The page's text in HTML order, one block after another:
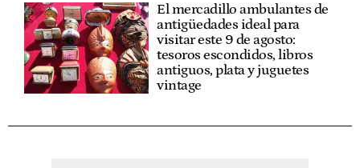
El mercadillo ambulantes de
antigüedades ideal para
visitar este 9 de agosto:
tesoros escondidos, libros
antiguos, plata y juguetes
vintage